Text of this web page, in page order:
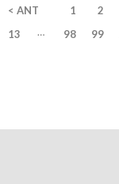
< ANT 1 2
13
… 98 99